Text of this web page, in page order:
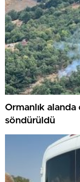
Ormanlık alanda
söndürüldü